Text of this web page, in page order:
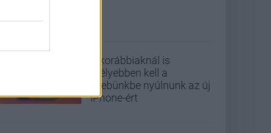
A korábbiaknál is
mélyebben kell a
zsebünkbe nyúlnunk az új
iPhone-ért